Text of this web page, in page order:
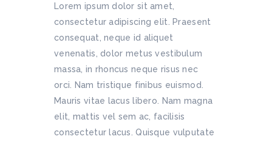
Lorem ipsum dolor sit amet,
consectetur adipiscing elit. Praesent
consequat, neque id aliquet
venenatis, dolor metus vestibulum
massa, in rhoncus neque risus nec
orci. Nam tristique finibus euismod.
Mauris vitae lacus libero. Nam magna
elit, mattis vel sem ac, facilisis
consectetur lacus. Quisque vulputate